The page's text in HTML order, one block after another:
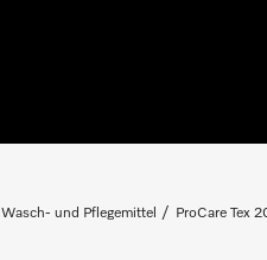
Wasch- und Pflegemittel ProCare Tex